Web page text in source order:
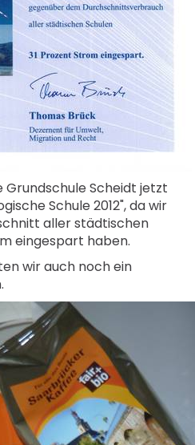
Grundschule Scheidt jetzt
Schule 2012", da wir
aller städtischen
eingespart haben.
wir auch noch ein